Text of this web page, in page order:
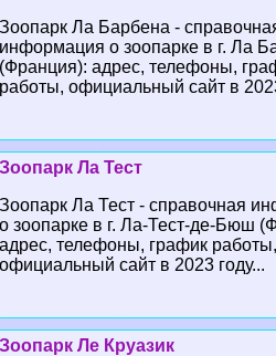
Зоопарк Ла Барбена -
информация о зоопарке в г. Ла
(Франция): адрес, телефоны,
работы, официальный сайт в
Зоопарк Ла Тест
Зоопарк Ла Тест - справочная
о зоопарке в г. Ла-Тест-де-Бюш
адрес, телефоны, график работы,
официальный сайт в 2023 году...
Зоопарк Ле Круазик